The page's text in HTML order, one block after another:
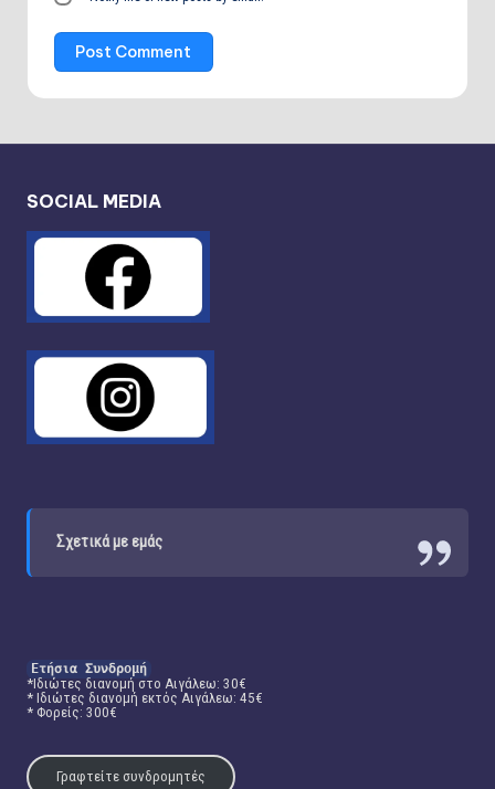
SOCIAL MEDIA
Σχετικά με εμάς
Ετήσια Συνδρομή
*Ιδιώτες διανομή στο Αιγάλεω: 30€
* Ιδιώτες διανομή εκτός Αιγάλεω: 45€
* Φορείς: 300€
Γραφτείτε συνδρομητές